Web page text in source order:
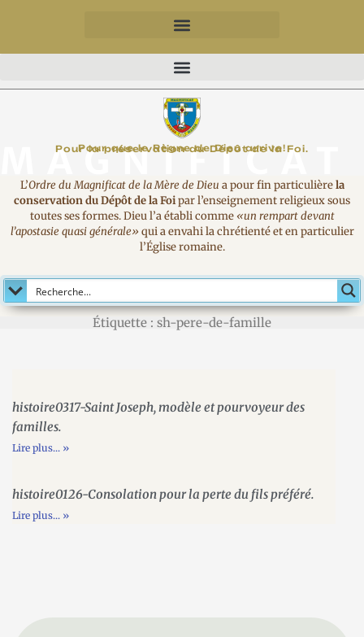
Pour la préservation du Dépôt de la Foi.
Pour que le Règne de Dieu arrive!
MAGNIFICAT
L’Ordre du Magnificat de la Mère de Dieu a pour fin particulièrela
conservation du Dépôt de la Foipar l’enseignement religieux sous
toutes ses formes. Dieu l’a établi comme«un rempart devant
l’apostasie quasi générale» qui a envahi la chrétienté et en particulier
l’Église romaine.
Étiquette : sh-pere-de-famille
histoire0317-Saint Joseph, modèle et pourvoyeur des
familles.
Lire plus... »
histoire0126-Consolation pour la perte du fils préféré.
Lire plus... »